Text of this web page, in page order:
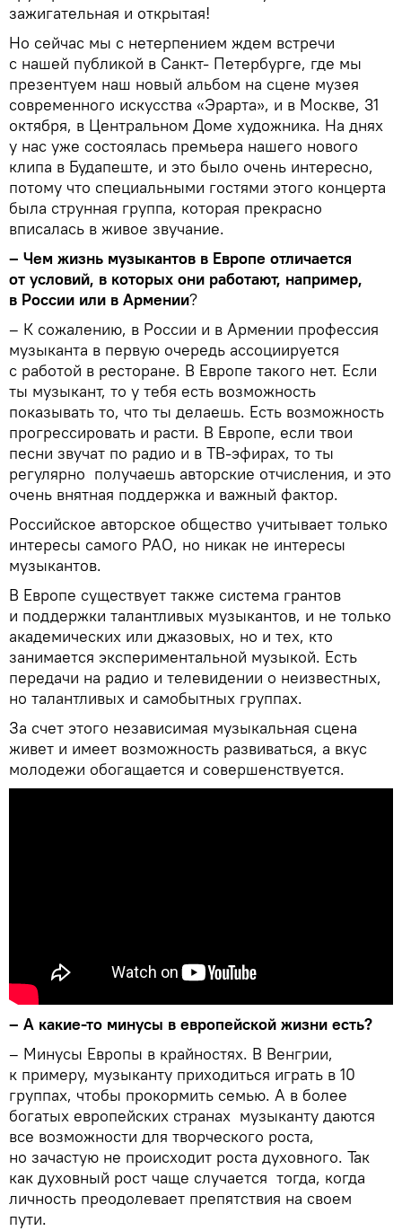
зажигательная и открытая!
Но сейчас мы с нетерпением ждем встречи
с нашей публикой в Санкт- Петербурге, где мы
презентуем наш новый альбом на сцене музея
современного искусства «Эрарта», и в Москве, 31
октября, в Центральном Доме художника. На днях
у нас уже состоялась премьера нашего нового
клипа в Будапеште, и это было очень интересно,
потому что специальными гостями этого концерта
была струнная группа, которая прекрасно
вписалась в живое звучание.
– Чем жизнь музыкантов в Европе отличается
от условий, в которых они работают, например,
в России или в Армении?
– К сожалению, в России и в Армении профессия
музыканта в первую очередь ассоциируется
с работой в ресторане. В Европе такого нет. Если
ты музыкант, то у тебя есть возможность
показывать то, что ты делаешь. Есть возможность
прогрессировать и расти. В Европе, если твои
песни звучат по радио и в ТВ-эфирах, то ты
регулярно получаешь авторские отчисления, и это
очень внятная поддержка и важный фактор.
Российское авторское общество учитывает только
интересы самого РАО, но никак не интересы
музыкантов.
В Европе существует также система грантов
и поддержки талантливых музыкантов, и не только
академических или джазовых, но и тех, кто
занимается экспериментальной музыкой. Есть
передачи на радио и телевидении о неизвестных,
но талантливых и самобытных группах.
За счет этого независимая музыкальная сцена
живет и имеет возможность развиваться, а вкус
молодежи обогащается и совершенствуется.
– А какие-то минусы в европейской жизни есть?
– Минусы Европы в крайностях. В Венгрии,
к примеру, музыканту приходиться играть в 10
группах, чтобы прокормить семью. А в более
богатых европейских странах музыканту даются
все возможности для творческого роста,
но зачастую не происходит роста духовного. Так
как духовный рост чаще случается тогда, когда
личность преодолевает препятствия на своем
пути.